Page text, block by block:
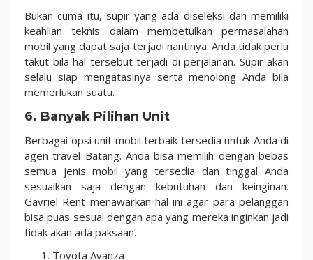
Bukan cuma itu, supir yang ada diseleksi dan memiliki
keahlian teknis dalam membetulkan permasalahan
mobil yang dapat saja terjadi nantinya. Anda tidak perlu
takut bila hal tersebut terjadi di perjalanan. Supir akan
selalu siap mengatasinya serta menolong Anda bila
memerlukan suatu.
6. Banyak Pilihan Unit
Berbagai opsi unit mobil terbaik tersedia untuk Anda di
agen travel Batang. Anda bisa memilih dengan bebas
semua jenis mobil yang tersedia dan tinggal Anda
sesuaikan saja dengan kebutuhan dan keinginan.
Gavriel Rent menawarkan hal ini agar para pelanggan
bisa puas sesuai dengan apa yang mereka inginkan jadi
tidak akan ada paksaan.
Toyota Avanza